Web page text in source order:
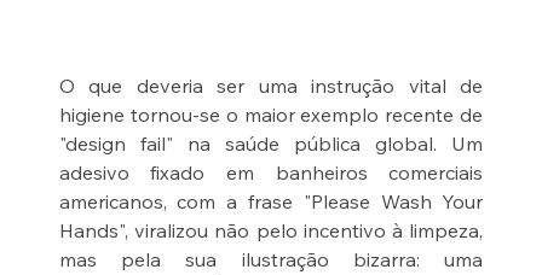
O que deveria ser uma instrução vital de
higiene tornou-se o maior exemplo recente de
"design fail" na saúde pública global. Um
adesivo fixado em banheiros comerciais
americanos, com a frase "Please Wash Your
Hands", viralizou não pelo incentivo à limpeza,
mas pela sua ilustração bizarra: uma